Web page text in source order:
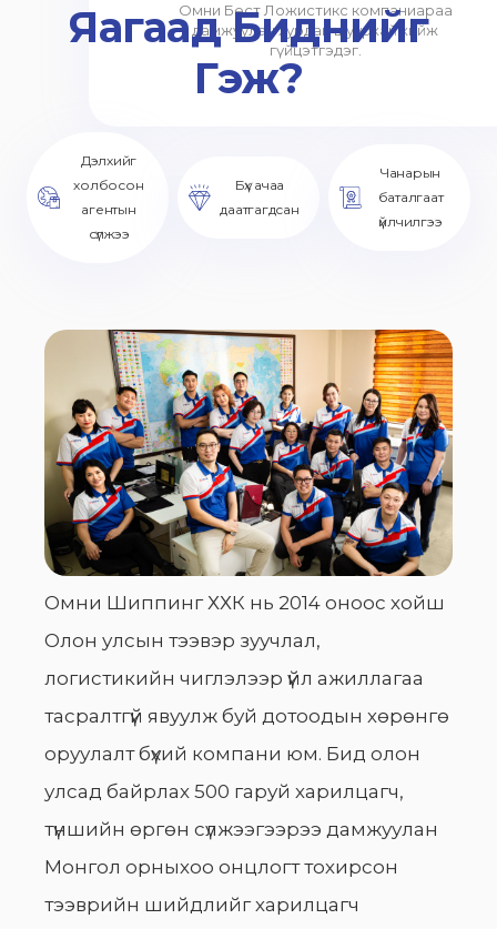
Омни Бест Ложистикс компаниараа
дамжуулан хурдан шуурхай хийж
гүйцэтгэдэг.
Яагаад Биднийг
Гэж?
Дэлхийг
холбосон
агентын
сүлжээ
Бүх ачаа
даатгагдсан
Чанарын
баталгаат
үйлчилгээ
Омни Шиппинг ХХК нь 2014 оноос хойш
Олон улсын тээвэр зуучлал,
логистикийн чиглэлээр үйл ажиллагаа
тасралтгүй явуулж буй дотоодын хөрөнгө
оруулалт бүхий компани юм. Бид олон
улсад байрлах 500 гаруй харилцагч,
түншийн өргөн сүлжээгээрээ дамжуулан
Монгол орныхоо онцлогт тохирсон
тээврийн шийдлийг харилцагч